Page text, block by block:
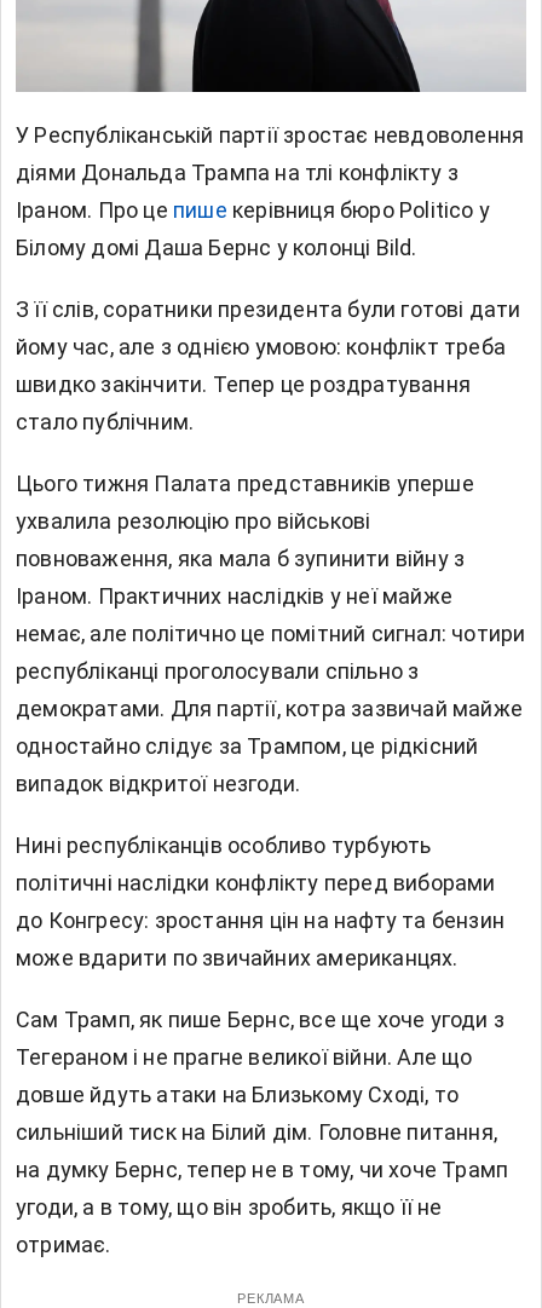
У Республіканській партії зростає невдоволення
діями Дональда Трампа на тлі конфлікту з
Іраном. Про це пише керівниця бюро Politico у
Білому домі Даша Бернс у колонці Bild.
З її слів, соратники президента були готові дати
йому час, але з однією умовою: конфлікт треба
швидко закінчити. Тепер це роздратування
стало публічним.
Цього тижня Палата представників уперше
ухвалила резолюцію про військові
повноваження, яка мала б зупинити війну з
Іраном. Практичних наслідків у неї майже
немає, але політично це помітний сигнал: чотири
республіканці проголосували спільно з
демократами. Для партії, котра зазвичай майже
одностайно слідує за Трампом, це рідкісний
випадок відкритої незгоди.
Нині республіканців особливо турбують
політичні наслідки конфлікту перед виборами
до Конгресу: зростання цін на нафту та бензин
може вдарити по звичайних американцях.
Сам Трамп, як пише Бернс, все ще хоче угоди з
Тегераном і не прагне великої війни. Але що
довше йдуть атаки на Близькому Сході, то
сильніший тиск на Білий дім. Головне питання,
на думку Бернс, тепер не в тому, чи хоче Трамп
угоди, а в тому, що він зробить, якщо її не
отримає.
РЕКЛАМА